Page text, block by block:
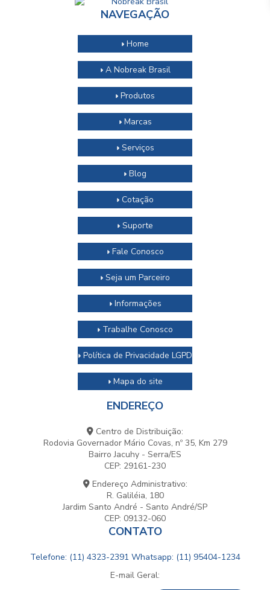
NAVEGAÇÃO
Home
A Nobreak Brasil
Produtos
Marcas
Serviços
Blog
Cotação
Suporte
Fale Conosco
Seja um Parceiro
Informações
Trabalhe Conosco
Política de Privacidade LGPD
Mapa do site
ENDEREÇO
Centro de Distribuição:
Rodovia Governador Mário Covas, nº 35, Km 279
Bairro Jacuhy - Serra/ES
CEP: 29161-230
Endereço Administrativo:
R. Galiléia, 180
Jardim Santo André - Santo André/SP
CEP: 09132-060
CONTATO
Telefone: (11) 4323-2391 Whatsapp: (11) 95404-1234
E-mail Geral: